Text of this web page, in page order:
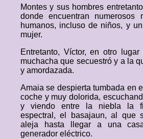
Montes y sus hombres
donde encuentran numerosos
humanos, incluso de niños, y
mujer.
Entretanto, Víctor, en otro
muchacha que secuestró y a la
y amordazada.
Amaia se despierta tumbada en
coche y muy dolorida,
y viendo entre la niebla la
espectral, el basajaun, al que
aleja hasta llegar a una
generador eléctrico.